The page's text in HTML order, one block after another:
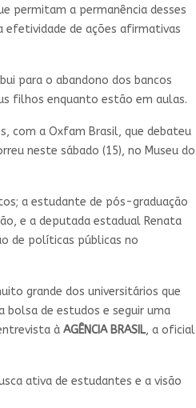
permitam a permanência desses
efetividade de ações afirmativas
para o abandono dos bancos
filhos enquanto estão em aulas.
com a Oxfam Brasil, que debateu
neste sábado (15), no Museu do
a estudante de pós-graduação
e a deputada estadual Renata
de políticas públicas no
grande dos universitários que
bolsa de estudos e seguir uma
à AGÊNCIA BRASIL, a oficial
ativa de estudantes e a visão